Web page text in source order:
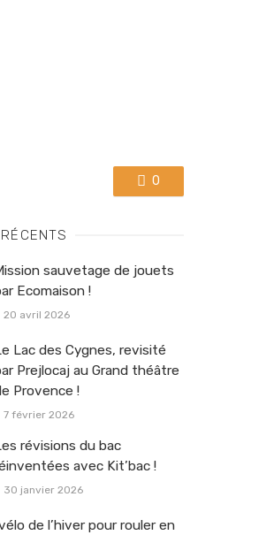
0
RÉCENTS
sauvetage de jouets
Ecomaison !
20 avril 2026
Lac des Cygnes, revisité
Prejlocaj au Grand théâtre
Provence !
7 février 2026
révisions du bac
avec Kit’bac !
30 janvier 2026
de l’hiver pour rouler en